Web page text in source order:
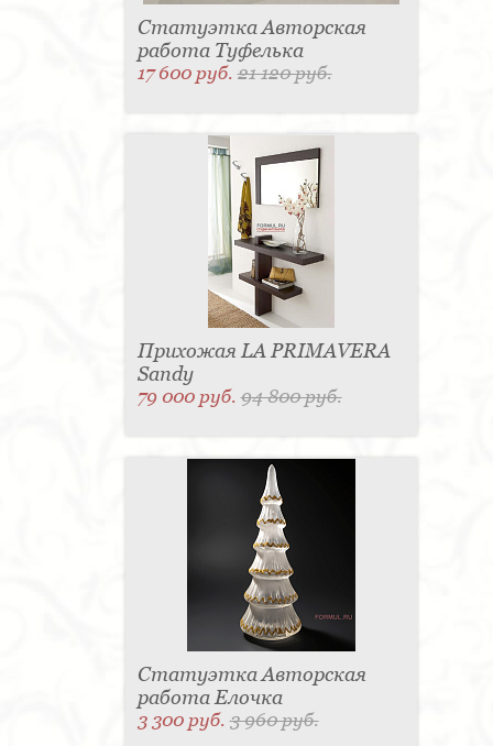
Статуэтка Авторская
работа Туфелька
17 600 руб.21 120 руб.
Прихожая LA PRIMAVERA
Sandy
79 000 руб.94 800 руб.
Статуэтка Авторская
работа Елочка
3 300 руб.3 960 руб.